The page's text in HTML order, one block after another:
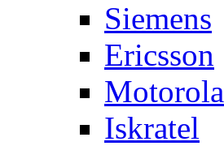
Siemens
Ericsson
Motorola
Iskratel